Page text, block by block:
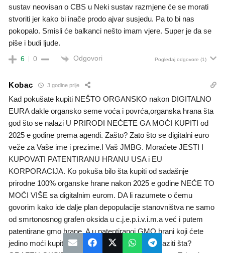
sustav neovisan o CBS u Neki sustav razmjene će se morati
stvoriti jer kako bi inače prodo ajvar susjedu. Pa to bi nas
pokopalo. Smisli će balkanci nešto imam vjere. Super je da se
piše i budi ljude.
6 0 Odgovori Pogledaj odgovore (1)
Kobac 3 godine prije
Kad pokušate kupiti NEŠTO ORGANSKO nakon DIGITALNO
EURA dakle organsko seme voća i povrća,organska hrana šta
god što se nalazi U PRIRODI NEĆETE GA MOĆI KUPITI od
2025 e godine prema agendi. Zašto? Zato što se digitalni euro
veže za Vaše ime i prezime.I Vaš JMBG. Moraćete JESTI I
KUPOVATI PATENTIRANU HRANU USA i EU
KORPORACIJA. Ko pokuša bilo šta kupiti od sadašnje
prirodne 100% organske hrane nakon 2025 e godine NEĆE TO
MOĆI VIŠE sa digitalnim eurom. DA li razumete o čemu
govorim kako ide dalje plan depopulacije stanovništva ne samo
od smrtonosnog grafen oksida u c.j.e.p.i.v.i.m.a već i putem
patentirane gmo hrane. A u patentiranoj GMO hrani koji ćete
jedino moći kupiti sa digitalnim eurom će se nalaziti šta?